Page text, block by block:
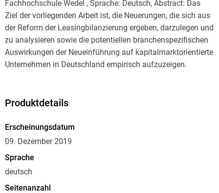
Fachhochschule Wedel , Sprache: Deutsch, Abstract: Das
Ziel der vorliegenden Arbeit ist, die Neuerungen, die sich aus
der Reform der Leasingbilanzierung ergeben, darzulegen und
zu analysieren sowie die potentiellen branchenspezifischen
Auswirkungen der Neueinführung auf kapitalmarktorientierte
Unternehmen in Deutschland empirisch aufzuzeigen.
sowohl nach IAS 17 als auch nach IFRS 16 dargelegt und
bisherigen Studien zu den potentiellen Auswirkungen des
IFRS 16 im Branchenvergleich erstellt, um damit einen
schaffen. Dabei werden die potentiellen
branchenspezifischen Auswirkungen des IFRS 16 bei den
Unternehmen des DAX, MDAX, SDAX und TecDAX
Produktdetails
Erscheinungsdatum
09. Dezember 2019
Sprache
deutsch
Seitenanzahl